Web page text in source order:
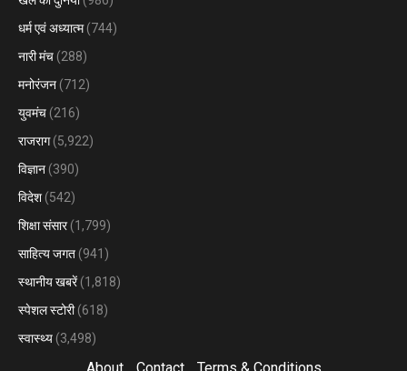
धर्म एवं अध्यात्म(744)
नारी मंच (288)
मनोरंजन (712)
युवमंच (216)
राजराग(5,922)
विज्ञान (390)
विदेश (542)
शिक्षा संसार(1,799)
साहित्य जगत (941)
स्थानीय खबरें(1,818)
स्पेशल स्टोरी(618)
स्वास्थ्य (3,498)